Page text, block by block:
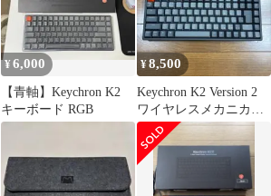
¥6,000
【青軸】Keychron K2
キーボード RGB
¥8,500
Keychron K2 Version 2
ワイヤレスメカニカル
キーボード